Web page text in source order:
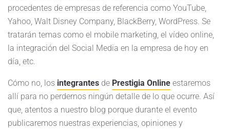
procedentes de empresas de referencia como YouTube,
Yahoo, Walt Disney Company, BlackBerry, WordPress. Se
tratarán temas como el mobile marketing, el vídeo online,
la integración del Social Media en la empresa de hoy en
día, etc.
Cómo no, los integrantes de Prestigia Online estaremos
allí para no perdernos ningún detalle de lo que ocurre. Así
que, atentos a nuestro blog porque durante el evento
publicaremos nuestras experiencias, opiniones y